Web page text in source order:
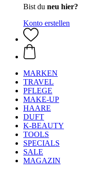
Bist du neu hier?
Konto erstellen
MARKEN
TRAVEL
PFLEGE
MAKE-UP
HAARE
DUFT
K-BEAUTY
TOOLS
SPECIALS
SALE
MAGAZIN